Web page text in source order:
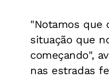
"Notamos que
situação que
começando",
nas estradas